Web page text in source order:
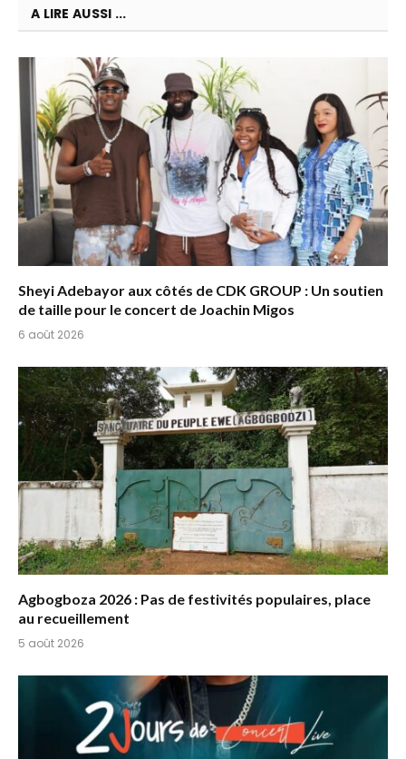
A LIRE AUSSI ...
Sheyi Adebayor aux côtés de CDK GROUP : Un soutien
de taille pour le concert de Joachin Migos
6 août 2026
Agbogboza 2026 : Pas de festivités populaires, place
au recueillement
5 août 2026